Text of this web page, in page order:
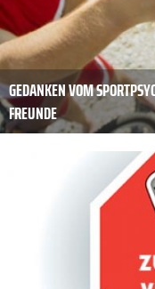
GEDANKEN VOM
FREUNDE